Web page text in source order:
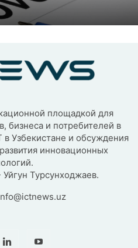
площадкой для
бизнеса и потребителей в
Узбекистане и обсуждения
инновационных
Турсунходжаев.